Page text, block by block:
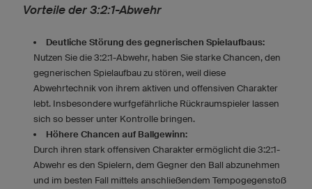
Vorteile der 3:2:1-Abwehr
Deutliche Störung des gegnerischen Spielaufbaus:
Nutzen Sie die 3:2:1-Abwehr, haben Sie starke Chancen, den
gegnerischen Spielaufbau zu stören, weil diese
Abwehrtechnik von ihrem aktiven und offensiven Charakter
lebt. Insbesondere wurfgefährliche Rückraumspieler lassen
sich so besser unter Kontrolle bringen.
Höhere Chancen auf Ballgewinn:
Durch ihren stark offensiven Charakter ermöglicht die 3:2:1-
Abwehr es den Spielern, dem Gegner den Ball abzunehmen
und im besten Fall mittels anschließendem Tempogegenstoß